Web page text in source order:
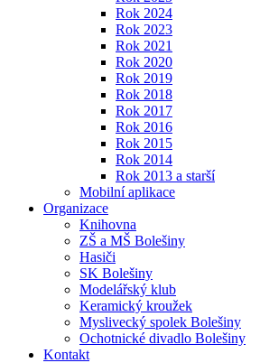
Rok 2024
Rok 2023
Rok 2021
Rok 2020
Rok 2019
Rok 2018
Rok 2017
Rok 2016
Rok 2015
Rok 2014
Rok 2013 a starší
Mobilní aplikace
Organizace
Knihovna
ZŠ a MŠ Bolešiny
Hasiči
SK Bolešiny
Modelářský klub
Keramický kroužek
Myslivecký spolek Bolešiny
Ochotnické divadlo Bolešiny
Kontakt